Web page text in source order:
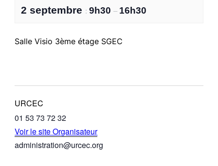
2 septembre :9h30– 16h30
Salle Visio 3ème étage SGEC
URCEC
01 53 73 72 32
Voir le site Organisateur
administration@urcec.org